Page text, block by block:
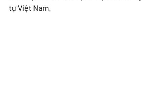
tự Việt Nam.